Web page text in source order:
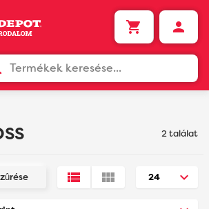
Termékek keresése...
2 találat